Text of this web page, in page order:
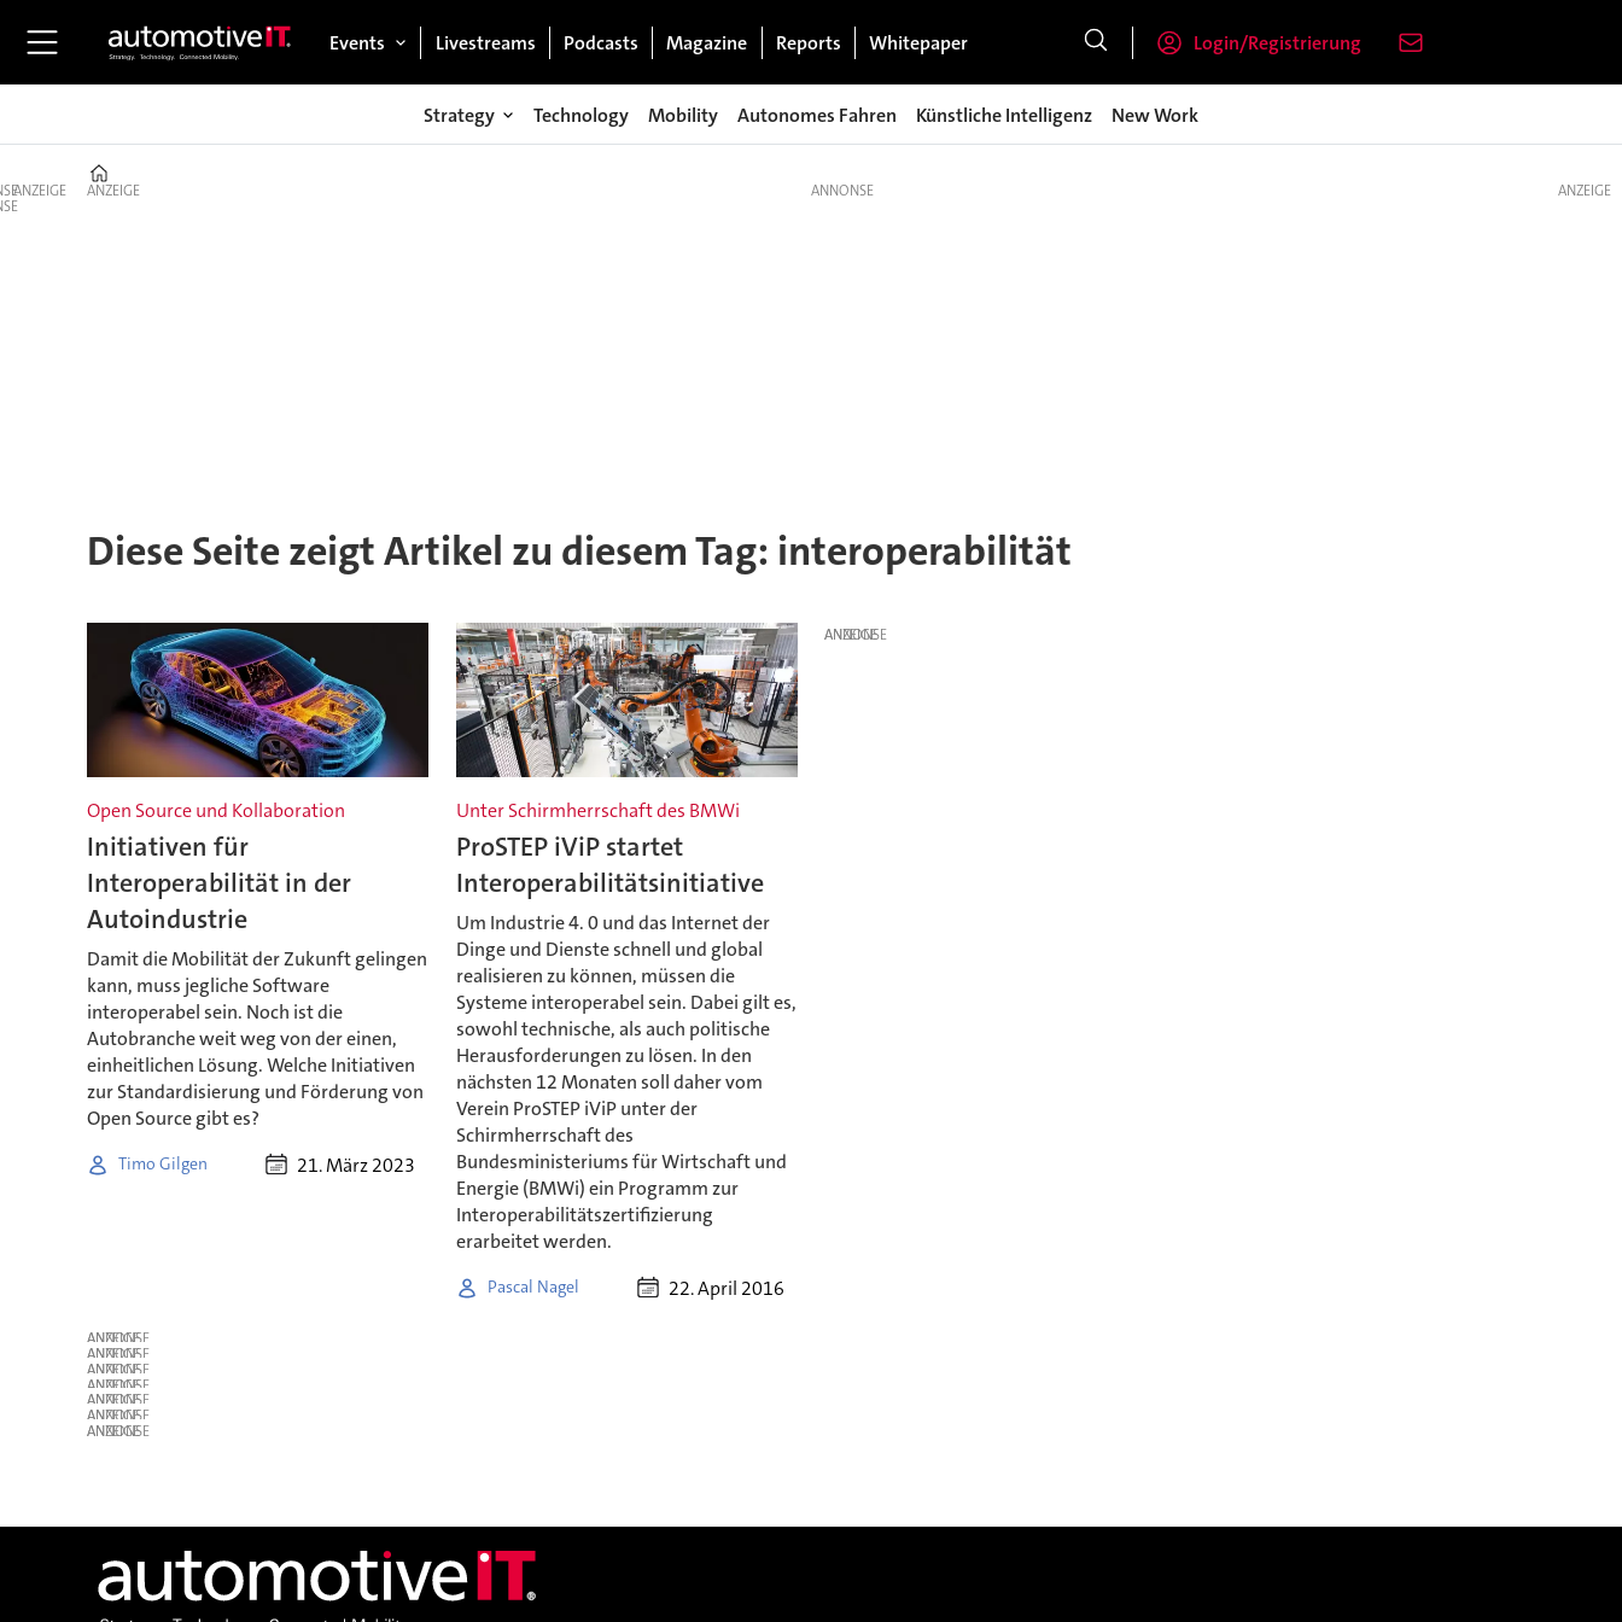
Events Livestreams Podcasts Magazine Reports Whitepaper Login/Registrierung
Strategy Technology Mobility Autonomes Fahren Künstliche Intelligenz New Work
ANZEIGE ANZEIGE
Diese Seite zeigt Artikel zu diesem Tag: interoperabilität
Open Source und Kollaboration
Initiativen für
Interoperabilität in der
Autoindustrie
Damit die Mobilität der Zukunft gelingen
kann, muss jegliche Software
interoperabel sein. Noch ist die
Autobranche weit weg von der einen,
einheitlichen Lösung. Welche Initiativen
zur Standardisierung und Förderung von
Open Source gibt es?
Timo Gilgen 21. März 2023
Unter Schirmherrschaft des BMWi
ProSTEP iViP startet
Interoperabilitätsinitiative
Um Industrie 4. 0 und das Internet der
Dinge und Dienste schnell und global
realisieren zu können, müssen die
Systeme interoperabel sein. Dabei gilt es,
sowohl technische, als auch politische
Herausforderungen zu lösen. In den
nächsten 12 Monaten soll daher vom
Verein ProSTEP iViP unter der
Schirmherrschaft des
Bundesministeriums für Wirtschaft und
Energie (BMWi) ein Programm zur
Interoperabilitätszertifizierung
erarbeitet werden.
Pascal Nagel 22. April 2016
ANZEIGE
ANZEIGE
ANZEIGE
ANZEIGE
ANZEIGE
ANZEIGE
ANZEIGE
ANZEIGE
ANZEIGE